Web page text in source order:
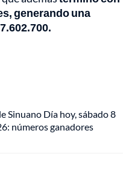
generando una
Sinuano Día hoy, sábado 8
números ganadores